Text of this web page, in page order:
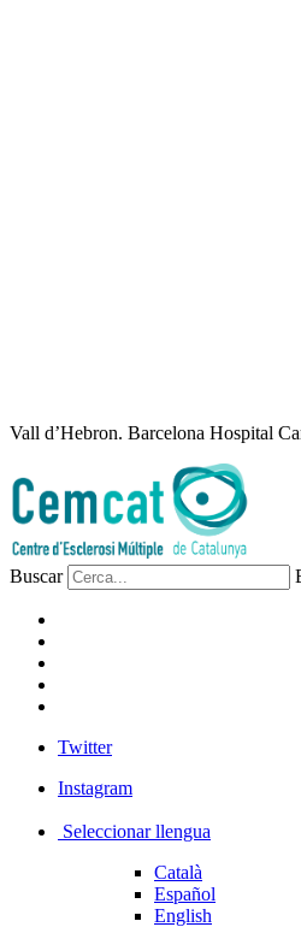
Vall d’Hebron. Barcelona Hospital
Buscar
Twitter
Instagram
Seleccionar llengua
Català
Español
English